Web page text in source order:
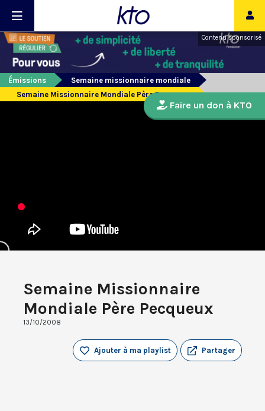
Contenu sponsorisé
Émissions
Semaine missionnaire mondiale
Semaine Missionnaire Mondiale Père Pecqueux
Semaine Missionnaire
Mondiale Père Pecqueux
13/10/2008
Partager
Ajouter à ma playlist
Faire un don à KTO